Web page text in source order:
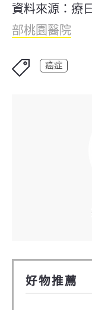
資料來源：療
部桃園醫院
癌症
好物推薦